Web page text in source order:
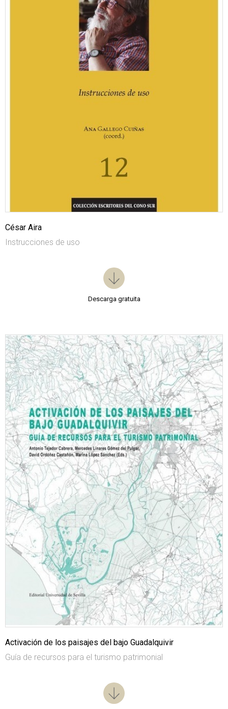
César Aira
Instrucciones de uso
Descarga gratuita
Activación de los paisajes del bajo Guadalquivir
Guía de recursos para el turismo patrimonial